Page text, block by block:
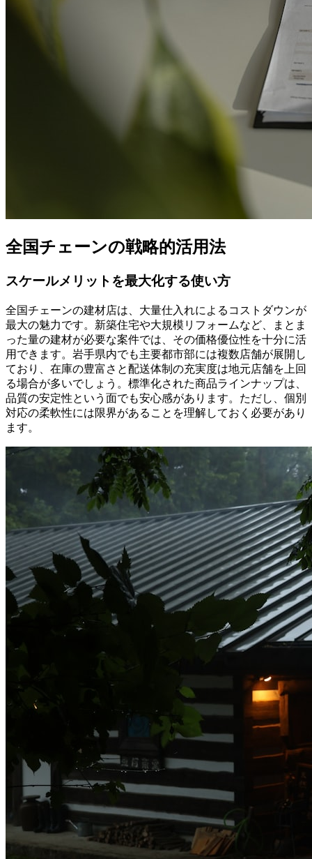
全国チェーンの戦略的活用法
スケールメリットを最大化する使い方
全国チェーンの建材店は、大量仕入れによるコストダウンが
最大の魅力です。新築住宅や大規模リフォームなど、まとま
った量の建材が必要な案件では、その価格優位性を十分に活
用できます。岩手県内でも主要都市部には複数店舗が展開し
ており、在庫の豊富さと配送体制の充実度は地元店舗を上回
る場合が多いでしょう。標準化された商品ラインナップは、
品質の安定性という面でも安心感があります。ただし、個別
対応の柔軟性には限界があることを理解しておく必要があり
ます。